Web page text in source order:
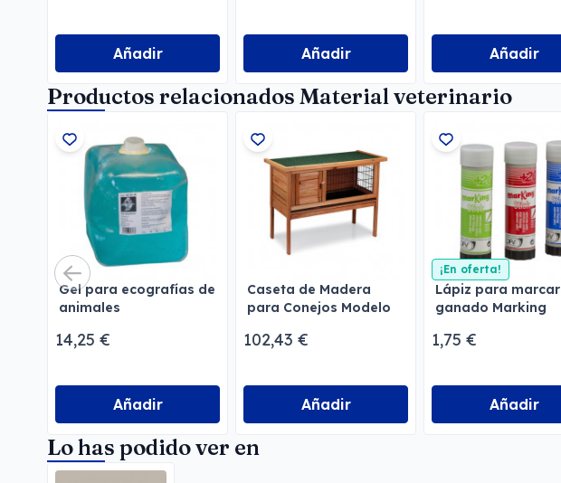
Añadir Añadir Añadir
Productos relacionados Material veterinario
Gel para ecografías de
animales
14,25 €
Añadir
Caseta de Madera
para Conejos Modelo
102,43 €
Añadir
¡En oferta!
Lápiz para marcar
ganado Marking
1,75 €
Añadir
Lo has podido ver en